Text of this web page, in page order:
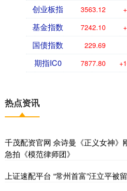
创业板指 3563.12
基金指数 7242.10
国债指数 229.69
期指IC0 7877.80
热点资讯
千茂配资官网 佘诗曼《正义女神》
急拍《模范律师团》
上证速配平台 “常州首富”汪立平被